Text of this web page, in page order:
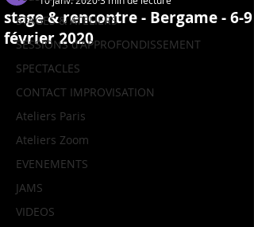
STAGES & ATELIERS
SESSIONS d'APPROFONDISSEMENT
SPECTACLES
CONTACT IMPROVISATION
Ateliers Paris
Ateliers Zoom
EVENEMENTS
JAMS
VIDEOS
stage & rencontre - Bergame - 6-9
février 2020